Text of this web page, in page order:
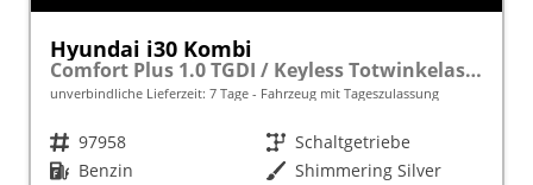
Hyundai i30 Kombi
Comfort Plus 1.0 TGDI / Keyless Totwinkelassis. PDC V&H + Kamera Sitz Lenkradheizung LED Alu 17''
unverbindliche Lieferzeit: 7 Tage Fahrzeug mit Tageszulassung
Fahrzeugnr. 97958 Getriebe Schaltgetriebe
Kraftstoff Benzin Außenfarbe Shimmering Silver